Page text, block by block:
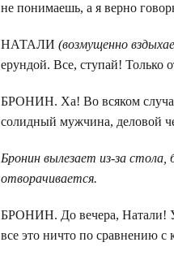
не понимаешь, а я верно
НАТАЛИ(возмущенно
ерундой. Все, ступай! Только
БРОНИН. Ха! Во всяком
солидный мужчина, деловой
Бронин вылезает из-за
отворачивается.
БРОНИН. До вечера, Натали!
все это ничто по сравнению с